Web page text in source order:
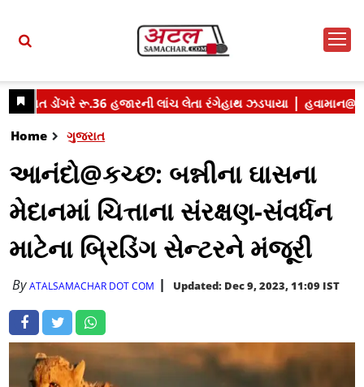
Home ગુજરાત
આનંદો@કચ્છ: બન્નીના ઘાસના
મેદાનમાં ચિત્તાના સંરક્ષણ-સંવર્ધન
માટેના બ્રિડિંગ સેન્ટરને મંજૂરી
ByATALSAMACHAR DOT COM Updated: Dec 9, 2023, 11:09 IST